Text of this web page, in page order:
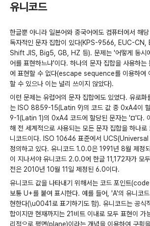
유니코드
한글뿐 아니라 일본어와 중국어에도 컴퓨터에서 해
독자적인 문자 집합이 있다(KPS-9566, EUC-CN,
Shift JIS, Big5, GB, HZ 등). 문제는 '어떻게 동시
어를 표현하느냐'이다. 하나의 문자 집합을 사용하는
에 표현할 수 없다(escape sequence를 이용하여
할 수 있으나 이는 널리 쓰이지 않았다).
이런 문제는 유럽어의 문자 집합에도 있었다. 유로화
는 ISO 8859-15(Latin 9)의 코드 값 중 0xA4이
9-1(Latin 1)의 0xA4 코드에 할당된 문자는 '¤'다.
해 전 세계적으로 사용되는 모든 문자 집합을 하나로
니코드이다. ISO 10646 표준에서
정의하고 있다. 유니코드 1.0.0은 1991년 8월 제정
이 지나서야 유니코드 2.0.0에 한글 11,172자가 모
전은 2010년 10월 11일 제정된 6.0이다.
유니코드 값을 나타내기 위해서는 코드 포인트
보통 U+를 붙여 표시한다. 예를 들어, 'A'의 유니코
현한다(\u0041로 표기하기도 함). 유니코드는 공식
합이지만 현재까지는 21비트 이내로 모두 표현이 가
리적으로 평면(plane)이라는 개념을 이용하여 구획